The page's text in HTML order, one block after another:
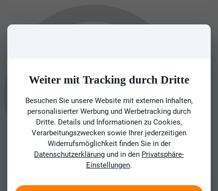
Weiter mit Tracking durch Dritte
Besuchen Sie unsere Website mit externen Inhalten,
personalisierter Werbung und Werbetracking durch
Dritte. Details und Informationen zu Cookies,
Verarbeitungszwecken sowie Ihrer jederzeitigen
Widerrufsmöglichkeit finden Sie in der
Datenschutzerklärung und in den Privatsphäre-
Einstellungen.